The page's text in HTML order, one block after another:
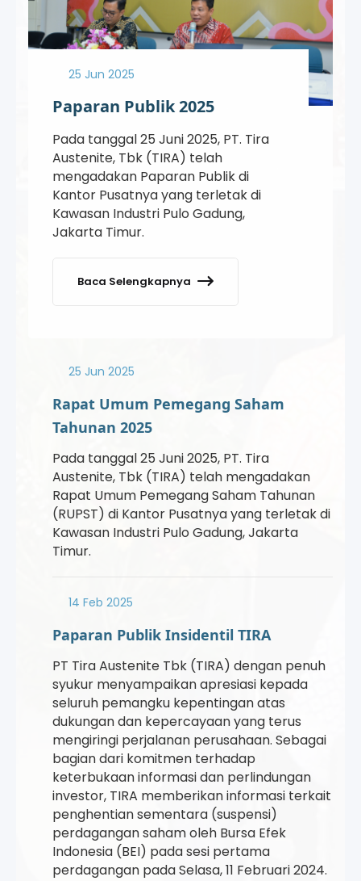
25 Jun 2025
Paparan Publik 2025
Pada tanggal 25 Juni 2025, PT. Tira
Austenite, Tbk (TIRA) telah
mengadakan Paparan Publik di
Kantor Pusatnya yang terletak di
Kawasan Industri Pulo Gadung,
Jakarta Timur.
Baca Selengkapnya
25 Jun 2025
Rapat Umum Pemegang Saham
Tahunan 2025
Pada tanggal 25 Juni 2025, PT. Tira
Austenite, Tbk (TIRA) telah mengadakan
Rapat Umum Pemegang Saham Tahunan
(RUPST) di Kantor Pusatnya yang terletak di
Kawasan Industri Pulo Gadung, Jakarta
Timur.
14 Feb 2025
Paparan Publik Insidentil TIRA
PT Tira Austenite Tbk (TIRA) dengan penuh
syukur menyampaikan apresiasi kepada
seluruh pemangku kepentingan atas
dukungan dan kepercayaan yang terus
mengiringi perjalanan perusahaan. Sebagai
bagian dari komitmen terhadap
keterbukaan informasi dan perlindungan
investor, TIRA memberikan informasi terkait
penghentian sementara (suspensi)
perdagangan saham oleh Bursa Efek
Indonesia (BEI) pada sesi pertama
perdagangan pada Selasa, 11 Februari 2024.